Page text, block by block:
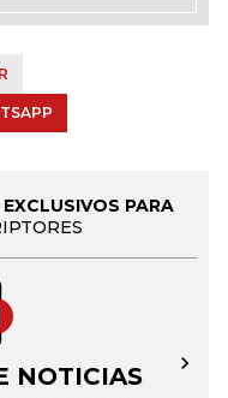
PARA
NOTICIAS →